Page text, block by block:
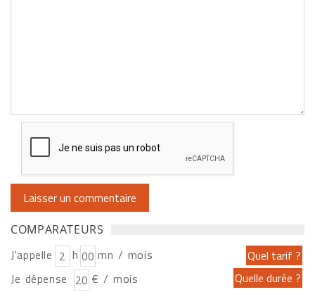
COMPARATEURS
J'appelle h
mn / mois
Je dépense
€ / mois